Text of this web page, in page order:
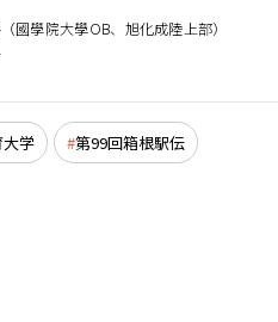
學院大學OB、旭化成陸上部）
大学 第99回箱根駅伝